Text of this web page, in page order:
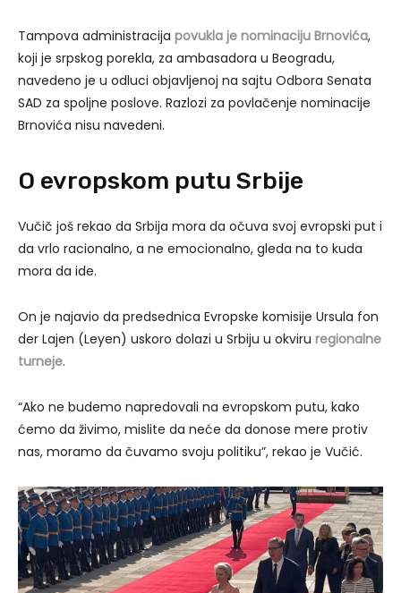
Tampova administracija povukla je nominaciju Brnovića,
koji je srpskog porekla, za ambasadora u Beogradu,
navedeno je u odluci objavljenoj na sajtu Odbora Senata
SAD za spoljne poslove. Razlozi za povlačenje nominacije
Brnovića nisu navedeni.
O evropskom putu Srbije
Vučič još rekao da Srbija mora da očuva svoj evropski put i
da vrlo racionalno, a ne emocionalno, gleda na to kuda
mora da ide.
On je najavio da predsednica Evropske komisije Ursula fon
der Lajen (Leyen) uskoro dolazi u Srbiju u okviru regionalne
turneje.
“Ako ne budemo napredovali na evropskom putu, kako
ćemo da živimo, mislite da neće da donose mere protiv
nas, moramo da čuvamo svoju politiku”, rekao je Vučić.